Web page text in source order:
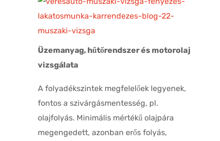
Üzemanyag, hűtőrendszer és motorolaj
vizsgálata
A folyadékszintek megfelelőek legyenek,
fontos a szivárgásmentesség, pl.
olajfolyás. Minimális mértékű olajpára
megengedett, azonban erős folyás,